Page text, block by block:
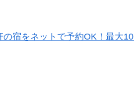
の宿をネットで予約OK！最大